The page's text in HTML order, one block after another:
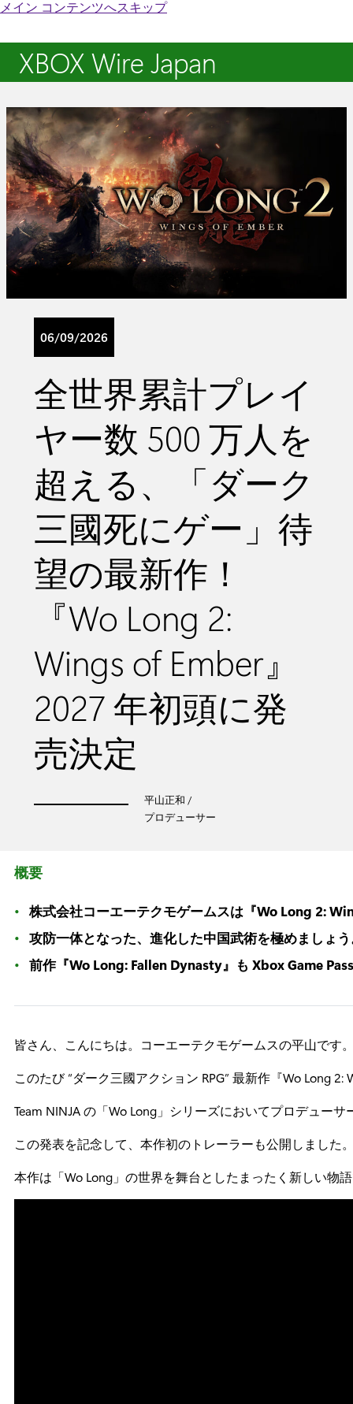
メイン コンテンツへスキップ
XBOX Wire Japan
06/09/2026
全世界累計プレイ
ヤー数 500 万人を
超える、「ダーク
三國死にゲー」待
望の最新作！
『Wo Long 2:
Wings of Ember』
2027 年初頭に発
売決定
平山正和 /
プロデューサー
概要
株式会社コーエーテクモゲームスは『Wo Long 2:
攻防一体となった、進化した中国武術を極めましょ
前作『Wo Long: Fallen Dynasty』も Xbox Game
皆さん、こんにちは。コーエーテクモゲームスの平山です
このたび “ダーク三國アクション RPG” 最新作『Wo Long
Team NINJA の「Wo Long」シリーズにおいてプロデュー
この発表を記念して、本作初のトレーラーも公開しまし
本作は「Wo Long」の世界を舞台としたまったく新しい物